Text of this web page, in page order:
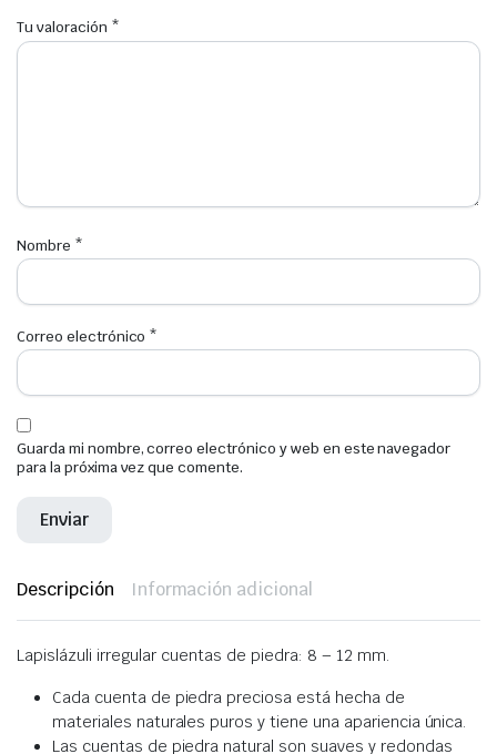
Tu valoración *
Nombre *
Correo electrónico *
Guarda mi nombre, correo electrónico y web en este navegador
para la próxima vez que comente.
Descripción Información adicional
Lapislázuli irregular cuentas de piedra: 8 – 12 mm.
Cada cuenta de piedra preciosa está hecha de
materiales naturales puros y tiene una apariencia única.
Las cuentas de piedra natural son suaves y redondas